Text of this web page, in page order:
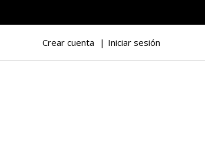
Crear cuenta Iniciar sesión